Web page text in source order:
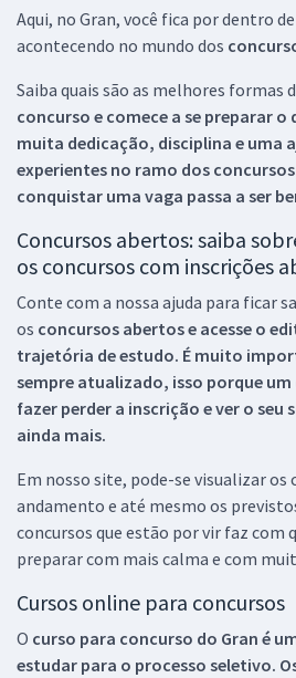
Aqui, no Gran, você fica por dentro
acontecendo no mundo dos
Saiba quais são as melhores formas
concurso e comece a se preparar
muita dedicação, disciplina e uma
experientes no ramo dos
conquistar uma vaga passa a ser
Concursos abertos: saiba
os concursos com inscrições
Conte com a nossa ajuda para ficar
os concursos abertos e acesse o
trajetória de estudo. É muito
sempre atualizado, isso porque um
fazer perder a inscrição e ver o seu
ainda mais.
Em nosso site, pode-se visualizar os
andamento e até mesmo os
concursos que estão por vir faz com
preparar com mais calma e com
Cursos online para concursos
O curso para concurso do Gran é
estudar para o processo seletivo.